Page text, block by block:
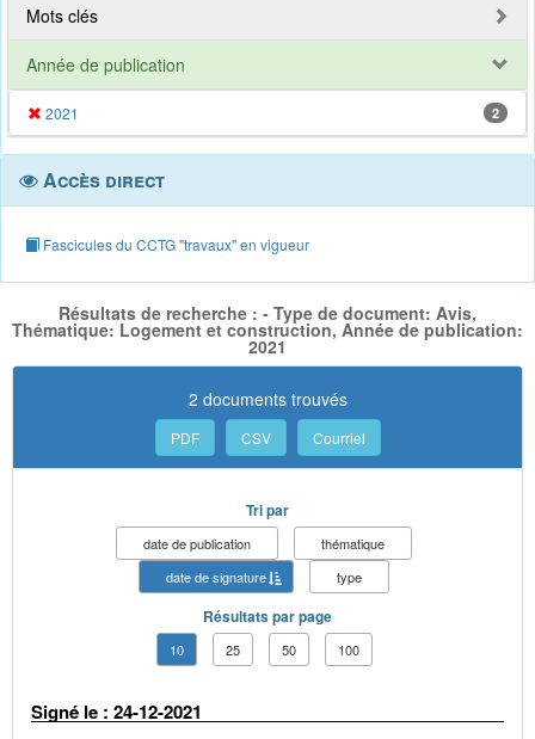
Mots clés
Année de publication
2021 2
Accès direct
Fascicules du CCTG "travaux" en vigueur
Résultats de recherche : - Type de document: Avis,
Thématique: Logement et construction, Année de publication:
2021
2 documents trouvés
PDF CSV Courriel
Tri par
date de publication
thématique
date de signature
type
Résultats par page
10 25 50 100
Signé le : 24-12-2021